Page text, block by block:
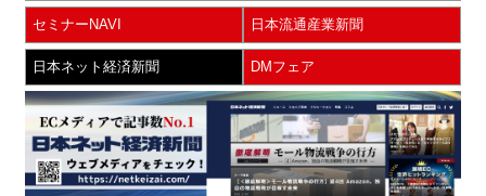
セミナーNAVI 日本流通産業新聞
日本ネット経済新聞 DMフェア